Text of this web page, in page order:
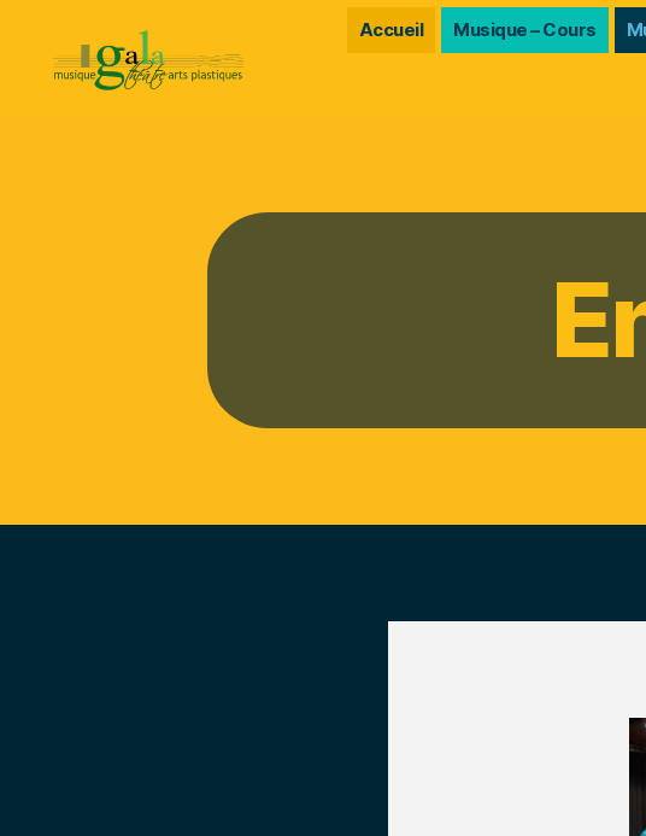
Accueil Musique – Cours